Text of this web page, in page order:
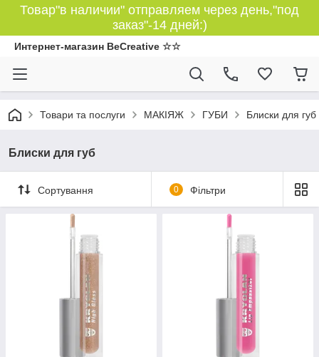
Товар"в наличии" отправляем через день,"под
заказ"-14 дней:)
Интернет-магазин BeCreative ☆☆
Товари та послуги МАКІЯЖ ГУБИ Блиски для губ
Блиски для губ
Сортування 0 Фільтри